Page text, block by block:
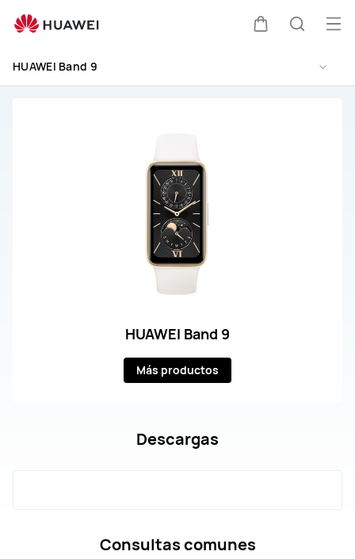
HUAWEI
HUAWEI Band 9
HUAWEI Band 9
Más productos
Descargas
Consultas comunes